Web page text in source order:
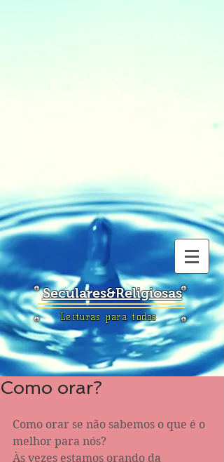
Seculares&Religiosas
Leituras para todos
Como orar?
Como orar se não sabemos o que é o
melhor para nós?
Às vezes estamos orando da